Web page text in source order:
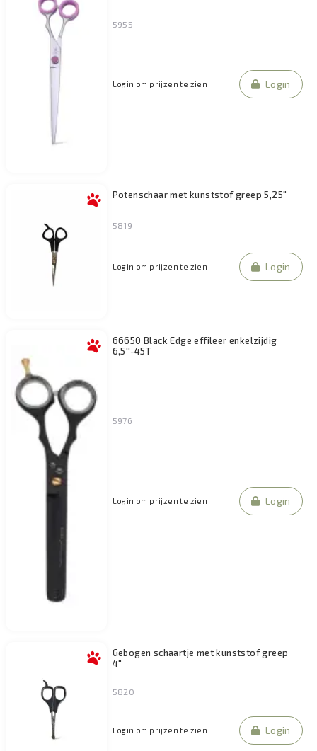
5955
Login om prijzen te zien Login
Potenschaar met kunststof greep 5,25"
5819
Login om prijzen te zien Login
66650 Black Edge effileer enkelzijdig
6,5''-45T
5976
Login om prijzen te zien Login
Gebogen schaartje met kunststof greep
4"
5820
Login om prijzen te zien Login